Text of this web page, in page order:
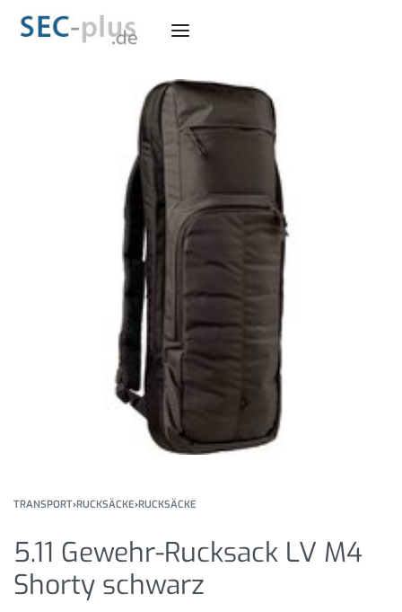
TRANSPORT›RUCKSÄCKE›RUCKSÄCKE
5.11 Gewehr-Rucksack LV M4
Shorty schwarz